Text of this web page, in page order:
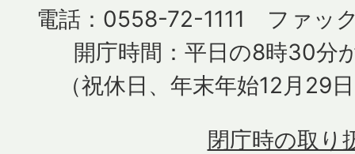
電話：0558-72-1111 ファッ
開庁時間：平日の8時30分
（祝休日、年末年始12月29
閉庁時の取り